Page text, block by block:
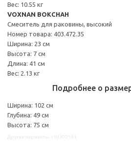
Вес: 10.55 кг
VOXNAN ВОКСНАН
Смеситель для раковины, высокий
Номер товара: 403.472.35
Ширина: 23 см
Высота: 7 см
Длина: 41 см
Вес: 2.13 кг
Подробнее о
Ширина: 102 см
Глубина: 49 см
Высота: 75 см